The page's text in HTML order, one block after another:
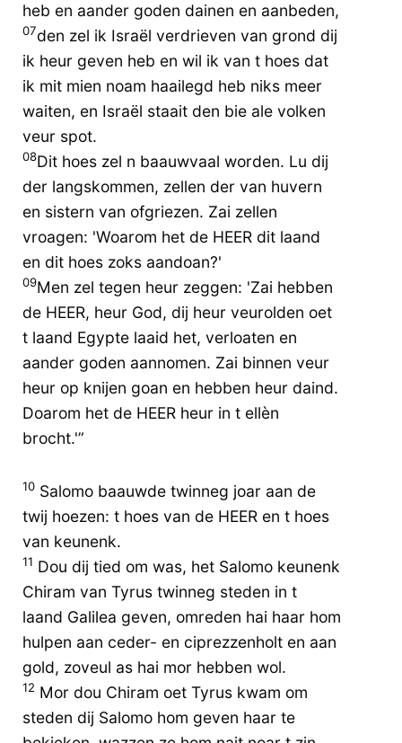
heb en aander goden dainen en aanbeden,
07den zel ik Israël verdrieven van grond dij
ik heur geven heb en wil ik van t hoes dat
ik mit mien noam haailegd heb niks meer
waiten, en Israël staait den bie ale volken
veur spot.
08Dit hoes zel n baauwvaal worden. Lu dij
der langskommen, zellen der van huvern
en sistern van ofgriezen. Zai zellen
vroagen: 'Woarom het de HEER dit laand
en dit hoes zoks aandoan?'
09Men zel tegen heur zeggen: 'Zai hebben
de HEER, heur God, dij heur veurolden oet
t laand Egypte laaid het, verloaten en
aander goden aannomen. Zai binnen veur
heur op knijen goan en hebben heur daind.
Doarom het de HEER heur in t ellèn
brocht.'”
10 Salomo baauwde twinneg joar aan de
twij hoezen: t hoes van de HEER en t hoes
van keunenk.
11 Dou dij tied om was, het Salomo keunenk
Chiram van Tyrus twinneg steden in t
laand Galilea geven, omreden hai haar hom
hulpen aan ceder- en ciprezzenholt en aan
gold, zoveul as hai mor hebben wol.
12 Mor dou Chiram oet Tyrus kwam om
steden dij Salomo hom geven haar te